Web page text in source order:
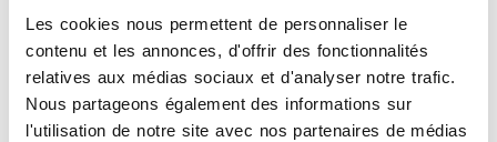
Les cookies nous permettent de personnaliser le
contenu et les annonces, d'offrir des fonctionnalités
relatives aux médias sociaux et d'analyser notre trafic.
Nous partageons également des informations sur
l'utilisation de notre site avec nos partenaires de médias